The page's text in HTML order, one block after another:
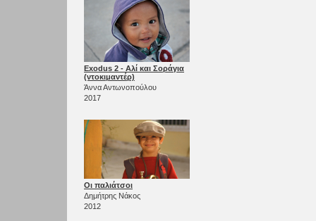
Exodus 2 - Αλί και Σοράγια
(ντοκιμαντέρ)
Άννα Αντωνοπούλου
2017
Οι παλιάτσοι
Δημήτρης Νάκος
2012